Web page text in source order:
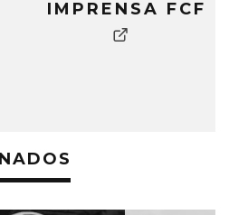
IMPRENSA FCF